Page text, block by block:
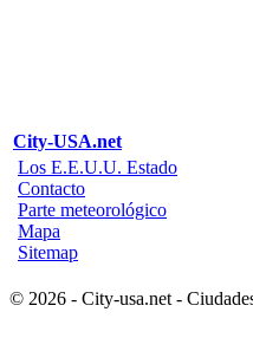
City-USA.net
Los E.E.U.U. Estado
Contacto
Parte meteorológico
Mapa
Sitemap
© 2026 - City-usa.net -